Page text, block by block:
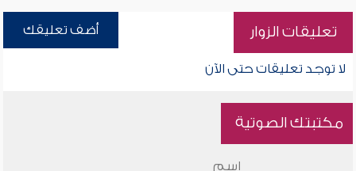
تعليقات الزوار أضف تعليقك
لا توجد تعليقات حتى الآن
مكتبتك الصوتية
اسم